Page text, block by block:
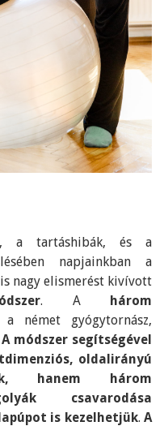
a tartáshibák, és a
napjainkban a
nagy elismerést kivívott
. A három
német gyógytornász,
A módszer segítségével
oldalirányú
hanem három
csavarodása
is kezelhetjük.A